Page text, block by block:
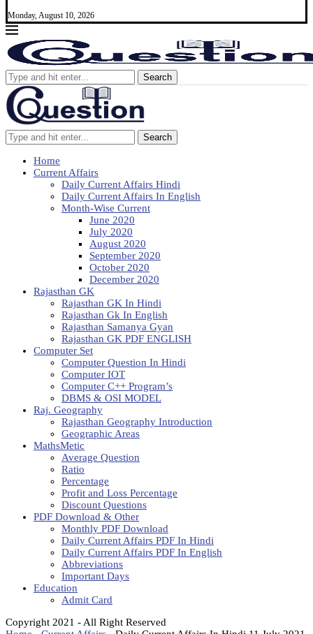
Monday, August 10, 2026
Search
Search
Home
Current Affairs
Daily Current Affairs Hindi
Daily Current Affairs In English
Month-Wise Current
June 2020
July 2020
August 2020
September 2020
October 2020
December 2020
Rajasthan GK
Rajasthan GK In Hindi
Rajasthan Gk In English
Rajasthan Samanya Gyan
Rajasthan GK PDF ENGLISH
Computer Set
Computer Question In Hindi
Computer IOT
Computer C++ Program’s
DBMS & OSI MODEL
Raj. Geography
Rajasthan Geography Introduction
Geographic Areas
MathsMetic
Average Question
Ratio
Percentage
Profit and Loss Percentage
Discount Questions
PDF Download & Other
Monthly PDF Download
Daily Current Affairs PDF In Hindi
Daily Current Affairs PDF In English
Abbreviations
Important Days
Education
Admit Card
Copyright 2021 - All Right Reserved